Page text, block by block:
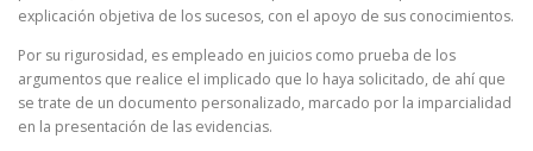
explicación objetiva de los sucesos, con el apoyo de sus conocimientos.
Por su rigurosidad, es empleado en juicios como prueba de los
argumentos que realice el implicado que lo haya solicitado, de ahí que
se trate de un documento personalizado, marcado por la imparcialidad
en la presentación de las evidencias.